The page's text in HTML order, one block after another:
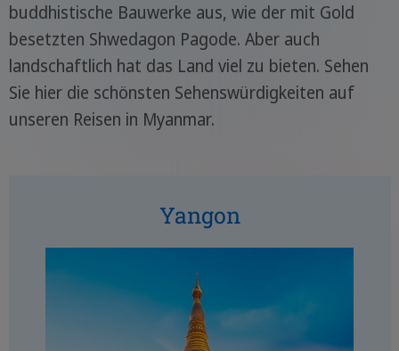
buddhistische Bauwerke aus, wie der mit Gold
besetzten Shwedagon Pagode. Aber auch
landschaftlich hat das Land viel zu bieten. Sehen
Sie hier die schönsten Sehenswürdigkeiten auf
unseren Reisen in Myanmar.
Yangon